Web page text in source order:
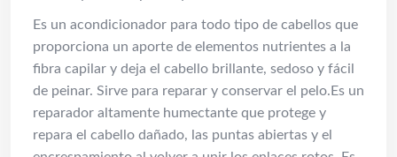
Es un acondicionador para todo tipo de cabellos que
proporciona un aporte de elementos nutrientes a la
fibra capilar y deja el cabello brillante, sedoso y fácil
de peinar. Sirve para reparar y conservar el pelo.Es un
reparador altamente humectante que protege y
repara el cabello dañado, las puntas abiertas y el